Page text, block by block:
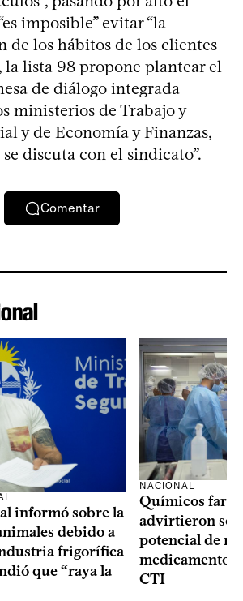
imposible” evitar “la
de los hábitos de los clientes
la lista 98 propone plantear el
de diálogo integrada
ministerios de Trabajo y
y de Economía y Finanzas,
discuta con el sindicato”.
Comentar
informó sobre la
debido a
frigorífica
que “raya la
NACIONAL
Químicos
advirtieron
potencial de
medicamentos
CTI